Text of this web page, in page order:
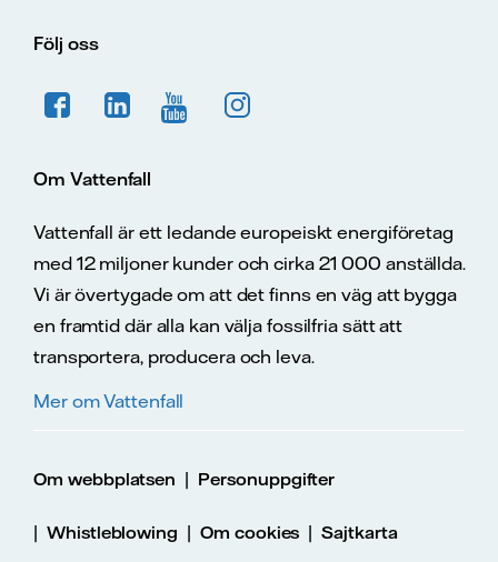
Följ oss
Om Vattenfall
Vattenfall är ett ledande europeiskt energiföretag
med 12 miljoner kunder och cirka 21 000 anställda.
Vi är övertygade om att det finns en väg att bygga
en framtid där alla kan välja fossilfria sätt att
transportera, producera och leva.
Mer om Vattenfall
Om webbplatsen | Personuppgifter
| Whistleblowing | Om cookies |Sajtkarta